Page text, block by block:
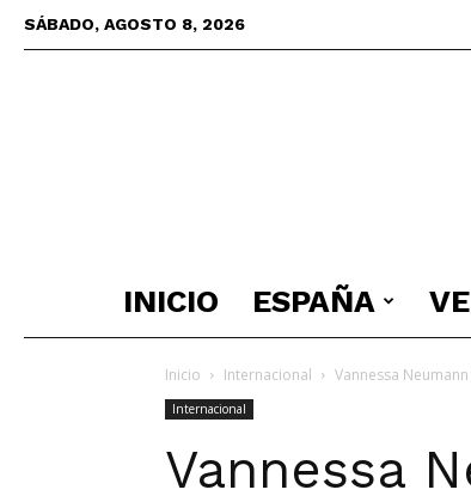
SÁBADO, AGOSTO 8, 2026
INICIO ESPAÑA
Inicio Internacional Vannessa
Internacional
Vannessa